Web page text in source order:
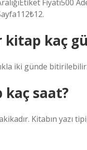
Fiyatı500
kitap kaç
iki günde
kaç saat?
Kitabın yazı